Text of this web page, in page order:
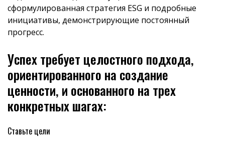
сформулированная стратегия ESG и подробные
инициативы, демонстрирующие постоянный
прогресс.
Успех требует целостного подхода,
ориентированного на создание
ценности, и основанного на трех
конкретных шагах:
Ставьте цели